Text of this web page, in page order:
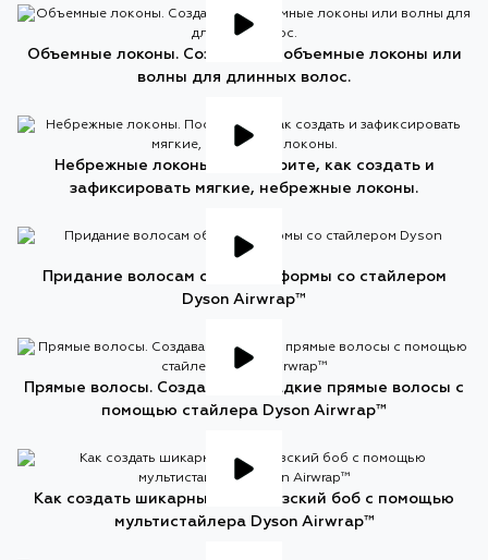
Объемные локоны. Создавайте объемные локоны или
волны для длинных волос.
Небрежные локоны. Посмотрите, как создать и
зафиксировать мягкие, небрежные локоны.
Придание волосам объема и формы со стайлером
Dyson Airwrap™
Прямые волосы. Создавайте гладкие прямые волосы с
помощью стайлера Dyson Airwrap™
Как создать шикарный французский боб с помощью
мультистайлера Dyson Airwrap™